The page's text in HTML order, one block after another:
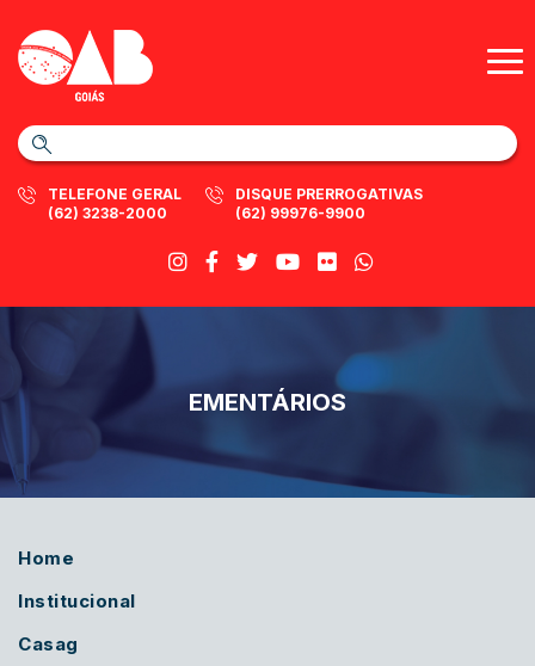
TELEFONE GERAL
(62) 3238-2000
DISQUE PRERROGATIVAS
(62) 99976-9900
EMENTÁRIOS
Home
Institucional
Casag